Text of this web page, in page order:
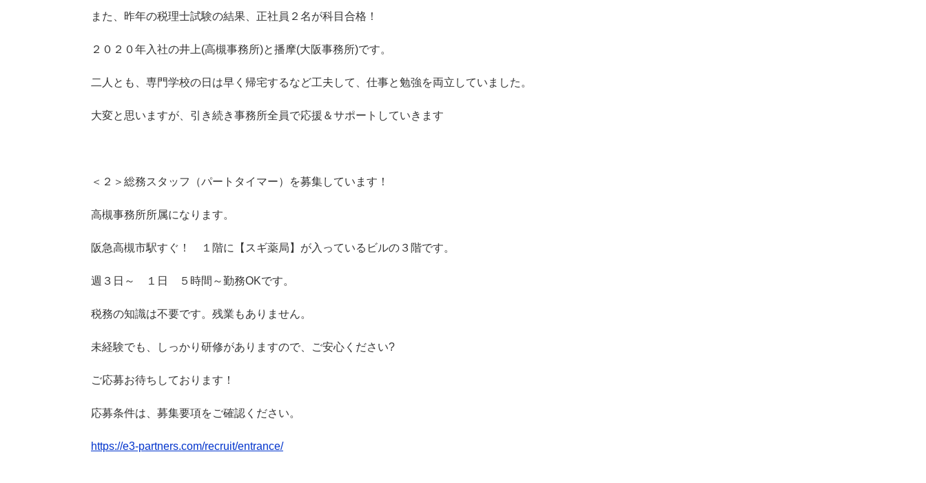
また、昨年の税理士試験の結果、正社員２名が科目合格！
２０２０年入社の井上(高槻事務所)と播摩(大阪事務所)です。
二人とも、専門学校の日は早く帰宅するなど工夫して、仕事と勉強を両立していました。
大変と思いますが、引き続き事務所全員で応援＆サポートしていきます
＜２＞総務スタッフ（パートタイマー）を募集しています！
高槻事務所所属になります。
阪急高槻市駅すぐ！ １階に【スギ薬局】が入っているビルの３階です。
週３日～ １日 ５時間～勤務OKです。
税務の知識は不要です。残業もありません。
未経験でも、しっかり研修がありますので、ご安心ください?
ご応募お待ちしております！
応募条件は、募集要項をご確認ください。
https://e3-partners.com/recruit/entrance/